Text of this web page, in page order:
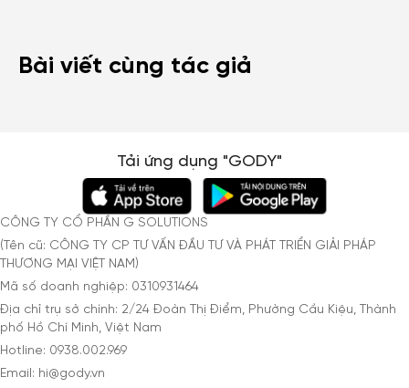
Bài viết cùng tác giả
Tải ứng dụng "GODY"
CÔNG TY CỔ PHẦN G SOLUTIONS
(Tên cũ: CÔNG TY CP TƯ VẤN ĐẦU TƯ VÀ PHÁT TRIỂN GIẢI PHÁP
THƯƠNG MẠI VIỆT NAM)
Mã số doanh nghiệp: 0310931464
Địa chỉ trụ sở chính: 2/24 Đoàn Thị Điểm, Phường Cầu Kiệu, Thành
phố Hồ Chí Minh, Việt Nam
Hotline: 0938.002.969
Email: hi@gody.vn